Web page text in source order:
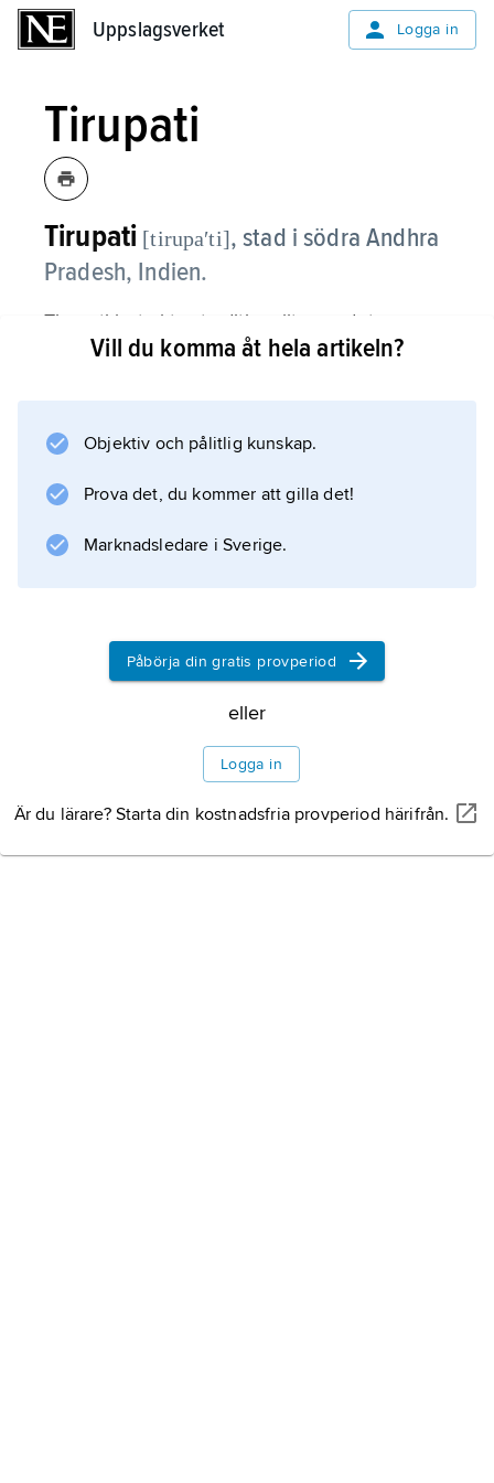
Uppslagsverket Logga in
Tirupati
Tirupati [tirupaʹti],stad i södra Andhra
Pradesh, Indien.
Tirupati betraktas traditionellt som det
tamilska områdets nordligaste utpost. Den
utanför staden. Där finns ett stort
som identifieras med Vishnu. Efter timslångt
köande kan besökaren för några sekunder
komma i åtnjutande av gudens anblick (
Information om artikeln
Vill du komma åt hela artikeln?
Objektiv och pålitlig kunskap.
Prova det, du kommer att gilla det!
Marknadsledare i Sverige.
Påbörja din gratis provperiod
eller
Logga in
Är du lärare? Starta din kostnadsfria provperiod härifrån.